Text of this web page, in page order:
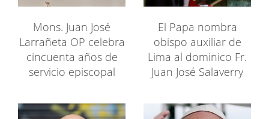
Mons. Juan José
Larrañeta OP celebra
cincuenta años de
servicio episcopal
El Papa nombra
obispo auxiliar de
Lima al dominico Fr.
Juan José Salaverry